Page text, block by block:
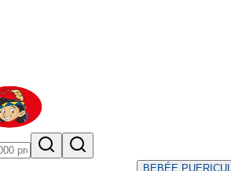
BEBÉE